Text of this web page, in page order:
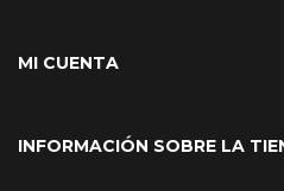
MI CUENTA
INFORMACIÓN SOBRE LA